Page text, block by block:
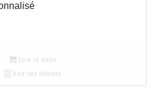
Lire la suite
Voir les détails